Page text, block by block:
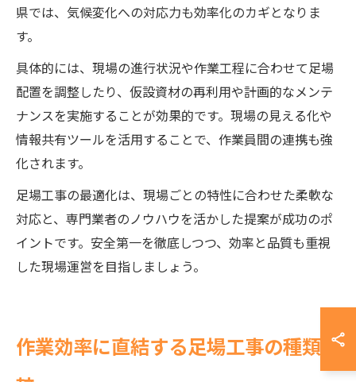
県では、気候変化への対応力も効率化のカギとなりま
す。
具体的には、現場の進行状況や作業工程に合わせて足場
配置を調整したり、仮設資材の再利用や計画的なメンテ
ナンスを実施することが効果的です。現場の見える化や
情報共有ツールを活用することで、作業員間の連携も強
化されます。
足場工事の最適化は、現場ごとの特性に合わせた柔軟な
対応と、専門業者のノウハウを活かした提案が成功のポ
イントです。安全第一を徹底しつつ、効率と品質も重視
した現場運営を目指しましょう。
作業効率に直結する足場工事の種類比